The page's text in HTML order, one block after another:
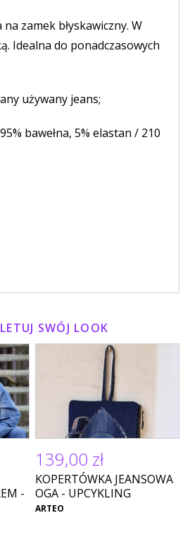
zamek błyskawiczny. W
Idealna do ponadczasowych
używany jeans;
95% bawełna, 5% elastan / 210
SWÓJ LOOK
-
139,00 zł
KOPERTÓWKA JEANSOWA
OGA - UPCYKLING
ARTEO